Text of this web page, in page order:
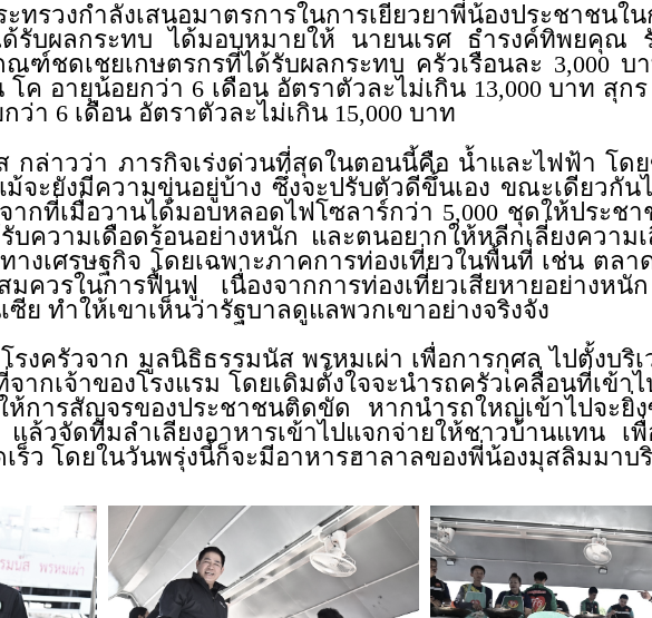
วงกำลังเสนอมาตรการในการเยียวยาพี่น้องประชาชนใ
ด้รับผลกระทบ ได้มอบหมายให้ นายนเรศ ธำรงค์ทิพยคุณ
ฑ์ชดเชยเกษตรกรที่ได้รับผลกระทบ ครัวเรือนละ 3,000 บ
ค อายุน้อยกว่า 6 เดือน อัตราตัวละไม่เกิน 13,000 บาท สุก
ว่า 6 เดือน อัตราตัวละไม่เกิน 15,000 บาท
ล่าวว่า ภารกิจเร่งด่วนที่สุดในตอนนี้คือ น้ำและไฟฟ้า โด
ม้จะยังมีความขุ่นอยู่บ้าง ซึ่งจะปรับตัวดีขึ้นเอง ขณะเดียวกัน
ากที่เมื่อวานได้มอบหลอดไฟโซลาร์กว่า 5,000 ชุดให้ประช
บความเดือดร้อนอย่างหนัก และตนอยากให้หลีกเลี่ยงความ
างเศรษฐกิจ โดยเฉพาะภาคการท่องเที่ยวในพื้นที่ เช่น ตล
มควรในการฟื้นฟู เนื่องจากการท่องเที่ยวเสียหายอย่างห
ซีย ทำให้เขาเห็นว่ารัฐบาลดูแลพวกเขาอย่างจริงจัง
ครัวจาก มูลนิธิธรรมนัส พรหมเผ่า เพื่อการกุศล ไปตั้งบริ
ากเจ้าของโรงแรม โดยเดิมตั้งใจจะนำรถครัวเคลื่อนที่เข้
การสัญจรของประชาชนติดขัด หากนำรถใหญ่เข้าไปจะยิ่
ล้วจัดทีมลำเลียงอาหารเข้าไปแจกจ่ายให้ชาวบ้านแทน
เร็ว โดยในวันพรุ่งนี้ก็จะมีอาหารฮาลาลของพี่น้องมุสลิมมาบ